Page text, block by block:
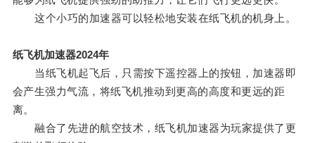
这个小巧的加速器可以轻松地安装在纸飞机的机身上。
纸飞机加速器2024年
当纸飞机起飞后，只需按下遥控器上的按钮，加速器即
会产生强力气流，将纸飞机推动到更高的高度和更远的距
离。
融合了先进的航空技术，纸飞机加速器为玩家提供了更